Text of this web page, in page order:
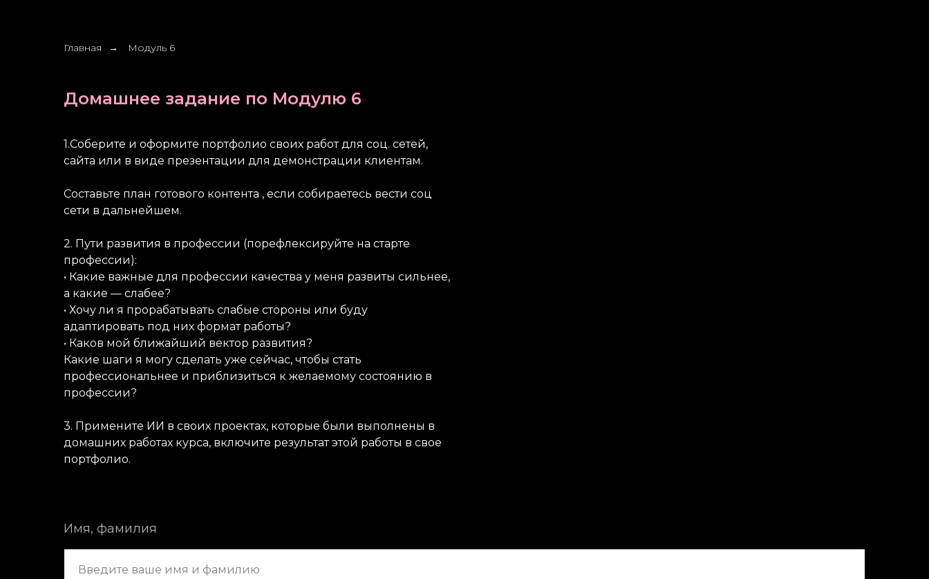
Главная → Модуль 6
Домашнее задание по Модулю 6
1.Соберите и оформите портфолио своих работ для соц. сетей,
сайта или в виде презентации для демонстрации клиентам.
Составьте план готового контента , если собираетесь вести соц
сети в дальнейшем.
2. Пути развития в профессии (порефлексируйте на старте
профессии):
• Какие важные для профессии качества у меня развиты сильнее,
а какие — слабее?
• Хочу ли я прорабатывать слабые стороны или буду
адаптировать под них формат работы?
• Каков мой ближайший вектор развития?
Какие шаги я могу сделать уже сейчас, чтобы стать
профессиональнее и приблизиться к желаемому состоянию в
профессии?
3. Примените ИИ в своих проектах, которые были выполнены в
домашних работах курса, включите результат этой работы в свое
портфолио.
Имя, фамилия